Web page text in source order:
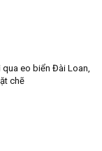
qua eo biển Đài Loan,
chẽ